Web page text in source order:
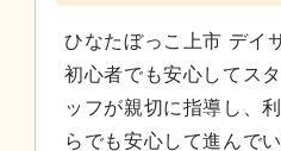
ひなたぼっこ上市 デイ
初心者でも安心してス
ッフが親切に指導し、
らでも安心して進んで